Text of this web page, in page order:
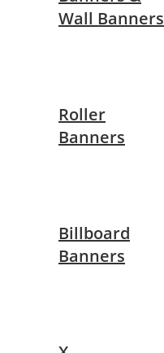
Wall Banners
Roller
Banners
Billboard
Banners